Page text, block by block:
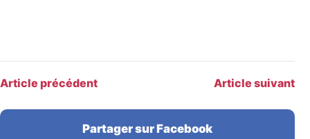
Article précédent Article suivant
Partager sur Facebook